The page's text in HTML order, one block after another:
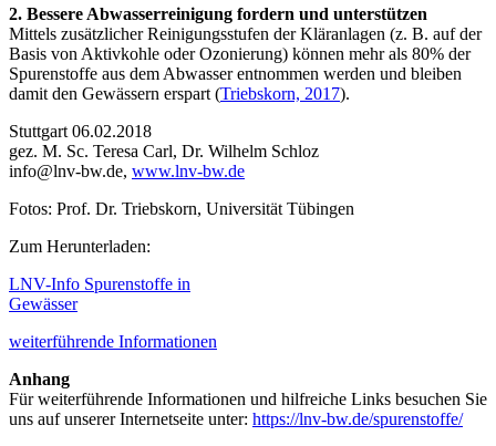
2. Bessere Abwasserreinigung fordern und unterstützen
Mittels zusätzlicher Reinigungsstufen der Kläranlagen (z. B. auf der
Basis von Aktivkohle oder Ozonierung) können mehr als 80% der
Spurenstoffe aus dem Abwasser entnommen werden und bleiben
damit den Gewässern erspart (Triebskorn, 2017).
Stuttgart 06.02.2018
gez. M. Sc. Teresa Carl, Dr. Wilhelm Schloz
info@lnv-bw.de, www.lnv-bw.de
Fotos: Prof. Dr. Triebskorn, Universität Tübingen
Zum Herunterladen:
LNV-Info Spurenstoffe in
Gewässer
weiterführende Informationen
Anhang
Für weiterführende Informationen und hilfreiche Links besuchen Sie
uns auf unserer Internetseite unter: https://lnv-bw.de/spurenstoffe/